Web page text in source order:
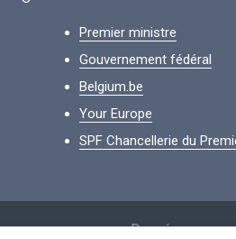
Premier ministre
Gouvernement fédéral
Belgium.be
Your Europe
SPF Chancellerie du
Données